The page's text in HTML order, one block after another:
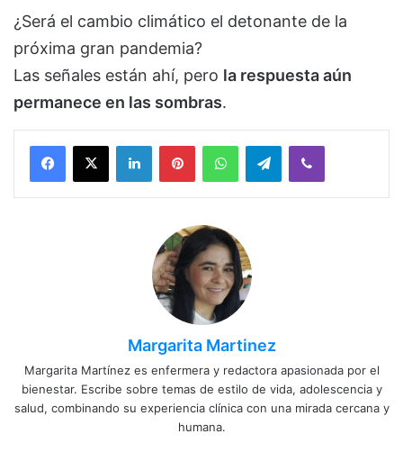
¿Será el cambio climático el detonante de la
próxima gran pandemia?
Las señales están ahí, pero la respuesta aún
permanece en las sombras.
Facebook
X LinkedInPinterestWhatsAppTelegramViber
Margarita Martinez
Margarita Martínez es enfermera y redactora apasionada por el
bienestar. Escribe sobre temas de estilo de vida, adolescencia y
salud, combinando su experiencia clínica con una mirada cercana y
humana.